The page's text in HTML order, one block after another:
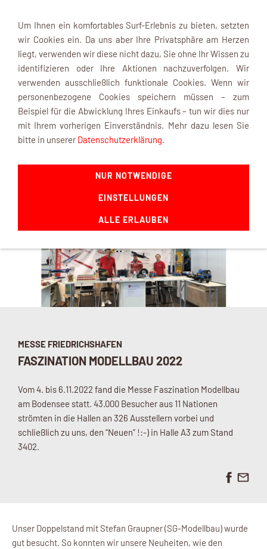
Navigation einblenden
Faszination Modellbau
2022 in Friedrichshafen
MESSE FRIEDRICHSHAFEN
FASZINATION MODELLBAU 2022
Vom 4. bis 6.11.2022 fand die Messe Faszination Modellbau
am Bodensee statt. 43.000 Besucher aus 11 Nationen
strömten in die Hallen an 326 Ausstellern vorbei und
schließlich zu uns, den “Neuen” !:-) in Halle A3 zum Stand
3402.
Unser Doppelstand mit Stefan Graupner (SG-Modellbau) wurde
gut besucht. So konnten wir unsere Neuheiten, wie den
Um Ihnen ein komfortables Surf-Erlebnis zu bieten, setzten
wir Cookies ein. Da uns aber Ihre Privatsphäre am Herzen
liegt, verwenden wir diese nicht dazu, Sie ohne Ihr Wissen zu
identifizieren oder Ihre Aktionen nachzuverfolgen. Wir
verwenden ausschließlich funktionale Cookies. Wenn wir
personenbezogene Cookies speichern müssen – zum
Beispiel für die Abwicklung Ihres Einkaufs – tun wir dies nur
mit Ihrem vorherigen Einverständnis. Mehr dazu lesen Sie
bitte in unserer Datenschutzerklärung.
NUR NOTWENDIGE
EINSTELLUNGEN
ALLE ERLAUBEN